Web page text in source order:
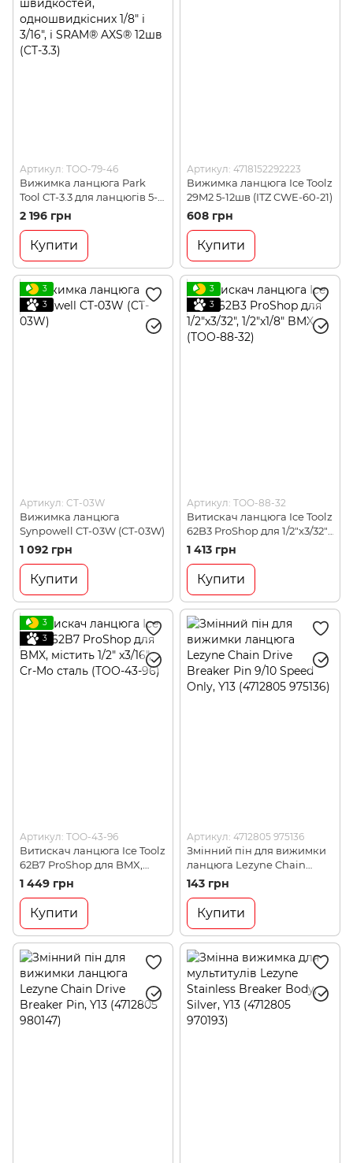
Артикул: TOO-79-46
Вижимка ланцюга Park
Tool CT-3.3 для ланцюгів 5-
12 швидкостей,
одношвидкісних 1/8" і 3/16",
і SRAM® AXS® 12шв (CT-3.3)
2 196 грн
Купити
Артикул: 4718152292223
Вижимка ланцюга Ice Toolz
29M2 5-12шв (ITZ CWE-60-21)
608 грн
Купити
3
3
Артикул: CT-03W
Вижимка ланцюга
Synpowell CT-03W (CT-03W)
1 092 грн
Купити
3
3
Артикул: TOO-88-32
Витискач ланцюга Ice Toolz
62B3 ProShop для 1/2"x3/32",
1/2"x1/8" BMX (TOO-88-32)
1 413 грн
Купити
3
3
Артикул: TOO-43-96
Витискач ланцюга Ice Toolz
62B7 ProShop для BMX,
містить 1/2" x3/16", Cr-Mo
сталь (TOO-43-96)
1 449 грн
Купити
Артикул: 4712805 975136
Змінний пін для вижимки
ланцюга Lezyne Chain
Drive Breaker Pin 9/10
Speed Only, Y13 (4712805
975136)
143 грн
Купити